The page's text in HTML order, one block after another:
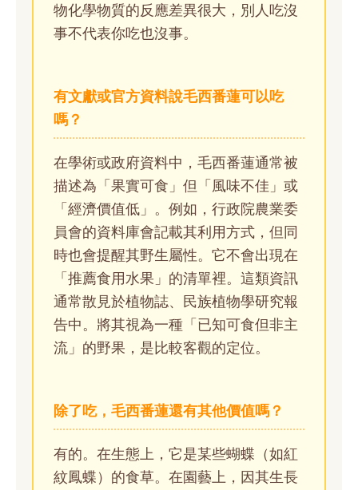
物化學物質的反應差異很大，別人吃沒
事不代表你吃也沒事。
有文獻或官方資料說毛西番蓮可以吃
嗎？
在學術或政府資料中，毛西番蓮通常被
描述為「果實可食」但「風味不佳」或
「經濟價值低」。例如，行政院農業委
員會的資料庫會記載其利用方式，但同
時也會提醒其野生屬性。它不會出現在
「推薦食用水果」的清單裡。這類資訊
通常散見於植物誌、民族植物學研究報
告中。將其視為一種「已知可食但非主
流」的野果，是比較客觀的定位。
除了吃，毛西番蓮還有其他價值嗎？
有的。在生態上，它是某些蝴蝶（如紅
紋鳳蝶）的食草。在園藝上，因其生長